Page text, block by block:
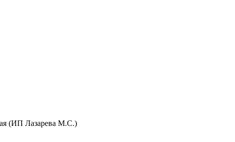
(ИП Лазарева М.С.)